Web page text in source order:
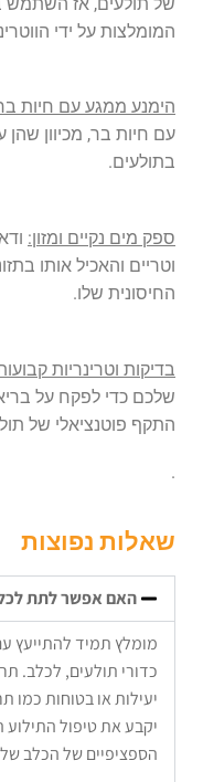
המומלצות על ידי
הימנע ממגע עם חיות
עם חיות בר, מכיוון
בתולעים.
ספק מים נקיים ומזון:
וטריים והאכיל אותו
החיסונית שלו.
בדיקות וטרינריות
שלכם כדי לפקח על
התקף פוטנציאלי של
.
שאלות נפוצות
האם אפשר לתת
מומלץ תמיד להתייעץ
כדורי תולעים, לכלב.
יעילות או בטוחות כמו
יקבע את טיפול
הספציפיים של הכלב